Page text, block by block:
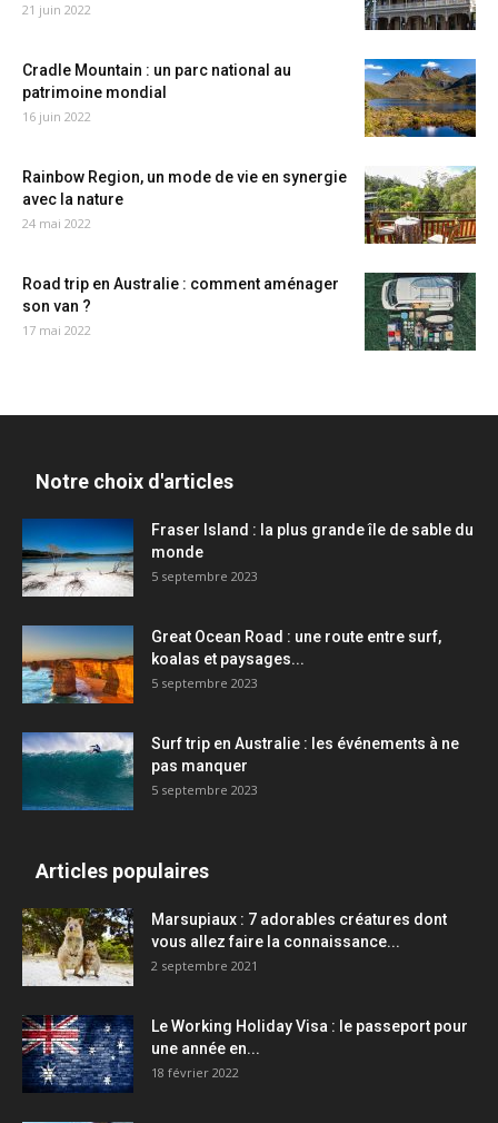
21 juin 2022
Cradle Mountain : un parc national au
patrimoine mondial
16 juin 2022
Rainbow Region, un mode de vie en synergie
avec la nature
24 mai 2022
Road trip en Australie : comment aménager
son van ?
17 mai 2022
Notre choix d'articles
Fraser Island : la plus grande île de sable du
monde
5 septembre 2023
Great Ocean Road : une route entre surf,
koalas et paysages...
5 septembre 2023
Surf trip en Australie : les événements à ne
pas manquer
5 septembre 2023
Articles populaires
Marsupiaux : 7 adorables créatures dont
vous allez faire la connaissance...
2 septembre 2021
Le Working Holiday Visa : le passeport pour
une année en...
18 février 2022